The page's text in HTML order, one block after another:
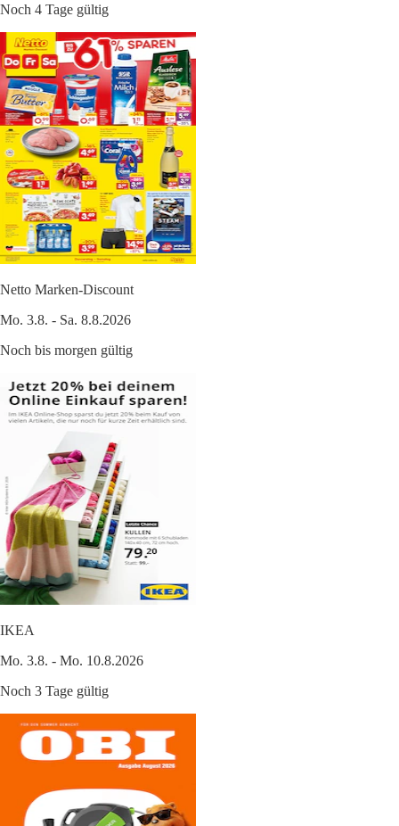
Noch 4 Tage gültig
Netto Marken-Discount
Mo. 3.8. - Sa. 8.8.2026
Noch bis morgen gültig
IKEA
Mo. 3.8. - Mo. 10.8.2026
Noch 3 Tage gültig